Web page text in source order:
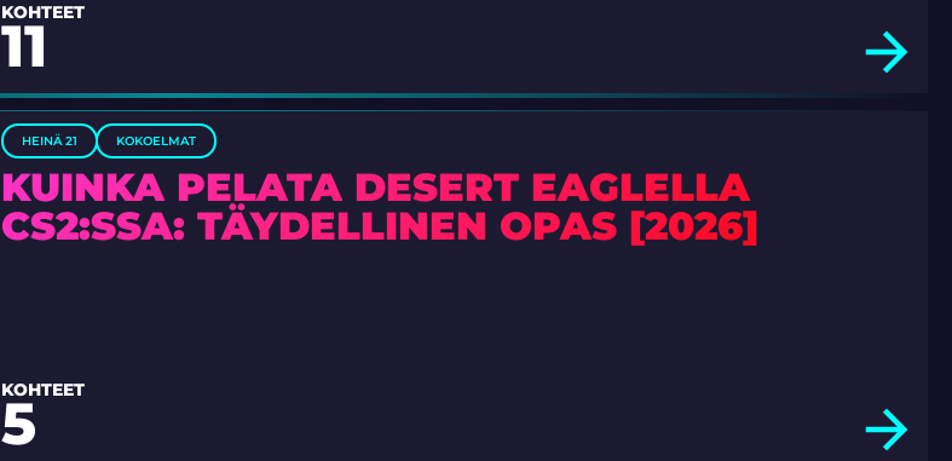
KOHTEET
11
HEINÄ 21 KOKOELMAT
KUINKA PELATA DESERT EAGLELLA
CS2:SSA: TÄYDELLINEN OPAS [2026]
KOHTEET
5